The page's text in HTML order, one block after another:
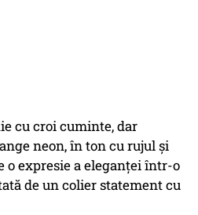
cu croi cuminte, dar
neon, în ton cu rujul şi
o expresie a eleganţei într-o
de un colier statement cu